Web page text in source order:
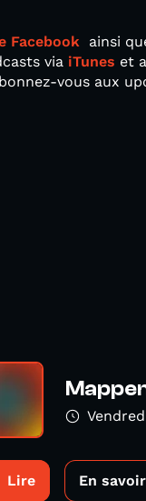
Facebook ainsi
via iTunes et
vous aux
Lire En